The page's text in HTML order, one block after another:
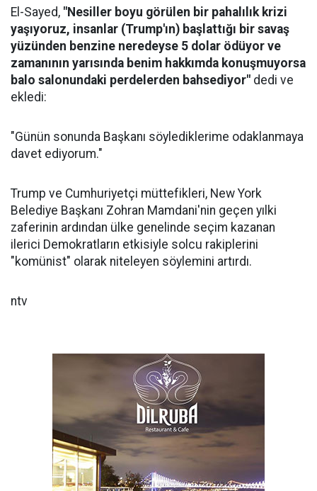
El-Sayed, "Nesiller boyu görülen bir pahalılık krizi
yaşıyoruz, insanlar (Trump'ın) başlattığı bir savaş
yüzünden benzine neredeyse 5 dolar ödüyor ve
zamanının yarısında benim hakkımda konuşmuyorsa
balo salonundaki perdelerden bahsediyor" dedi ve
ekledi:
"Günün sonunda Başkanı söylediklerime odaklanmaya
davet ediyorum."
Trump ve Cumhuriyetçi müttefikleri, New York
Belediye Başkanı Zohran Mamdani'nin geçen yılki
zaferinin ardından ülke genelinde seçim kazanan
ilerici Demokratların etkisiyle solcu rakiplerini
"komünist" olarak niteleyen söylemini artırdı.
ntv